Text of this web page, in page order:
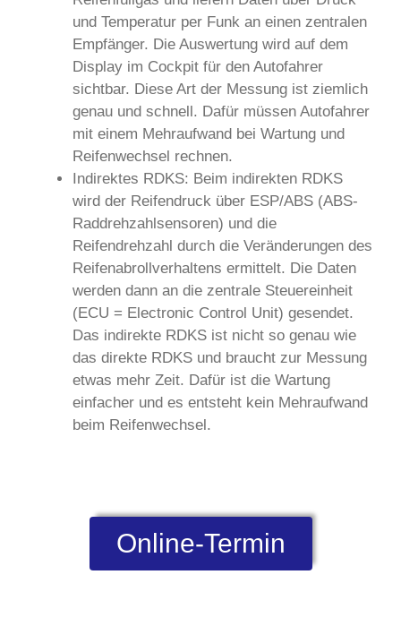
und Temperatur per Funk an einen zentralen
Empfänger. Die Auswertung wird auf dem
Display im Cockpit für den Autofahrer
sichtbar. Diese Art der Messung ist ziemlich
genau und schnell. Dafür müssen Autofahrer
mit einem Mehraufwand bei Wartung und
Reifenwechsel rechnen.
Indirektes RDKS: Beim indirekten RDKS
wird der Reifendruck über ESP/ABS (ABS-
Raddrehzahlsensoren) und die
Reifendrehzahl durch die Veränderungen des
Reifenabrollverhaltens ermittelt. Die Daten
werden dann an die zentrale Steuereinheit
(ECU = Electronic Control Unit) gesendet.
Das indirekte RDKS ist nicht so genau wie
das direkte RDKS und braucht zur Messung
etwas mehr Zeit. Dafür ist die Wartung
einfacher und es entsteht kein Mehraufwand
beim Reifenwechsel.
Online-Termin